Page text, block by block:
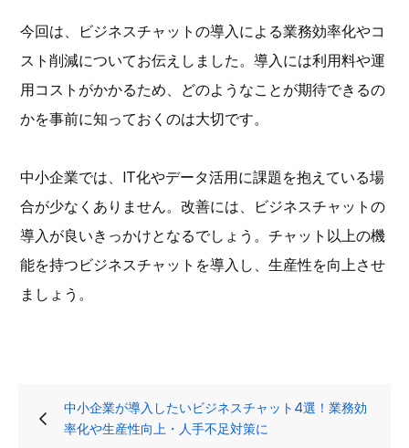
今回は、ビジネスチャットの導入による業務効率化やコ
スト削減についてお伝えしました。導入には利用料や運
用コストがかかるため、どのようなことが期待できるの
かを事前に知っておくのは大切です。
中小企業では、IT化やデータ活用に課題を抱えている場
合が少なくありません。改善には、ビジネスチャットの
導入が良いきっかけとなるでしょう。チャット以上の機
能を持つビジネスチャットを導入し、生産性を向上させ
ましょう。
中小企業が導入したいビジネスチャット4選！業務効
率化や生産性向上・人手不足対策に